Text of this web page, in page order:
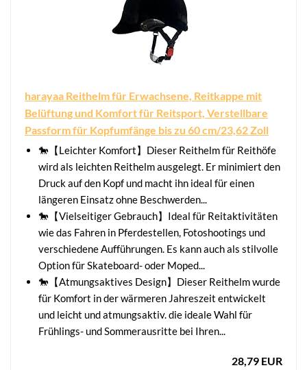
harayaa Reithelm für Erwachsene, Reitkappe mit
Belüftung und Komfort für Reitsport, Verstellbare
Passform für Kopfumfänge bis zu 60 cm/23,62 Zoll
🐎【Leichter Komfort】Dieser Reithelm für Reithöfe
wird als leichten Reithelm ausgelegt. Er minimiert den
Druck auf den Kopf und macht ihn ideal für einen
längeren Einsatz ohne Beschwerden...
🐎【Vielseitiger Gebrauch】Ideal für Reitaktivitäten
wie das Fahren in Pferdestellen, Fotoshootings und
verschiedene Aufführungen. Es kann auch als stilvolle
Option für Skateboard- oder Moped...
🐎【Atmungsaktives Design】Dieser Reithelm wurde
für Komfort in der wärmeren Jahreszeit entwickelt
und leicht und atmungsaktiv. die ideale Wahl für
Frühlings- und Sommerausritte bei Ihren...
28,79 EUR